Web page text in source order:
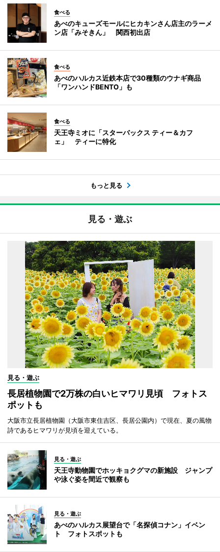
食べる
あべのキューズモールにヒカキンさん店主のラーメ
ン店「みそきん」 関西初出店
食べる
あべのハルカス近鉄本店で30種類のウナギ商品
「ワンハンドBENTO」も
食べる
天王寺ミオに「スターバックス ティー＆カフ
ェ」 ティーに特化
もっと見る
見る・遊ぶ
見る・遊ぶ
長居植物園で2万株の白いヒマワリ見頃 フォトス
ポットも
大阪市立長居植物園（大阪市東住吉区、長居公園内）で現在、夏の風物
詩であるヒマワリが見頃を迎えている。
見る・遊ぶ
天王寺動物園でホッキョクグマの新施設 ジャンプ
や泳ぐ姿を間近で観察も
見る・遊ぶ
あべのハルカス展望台で「名探偵コナン」イベン
ト フォトスポットも